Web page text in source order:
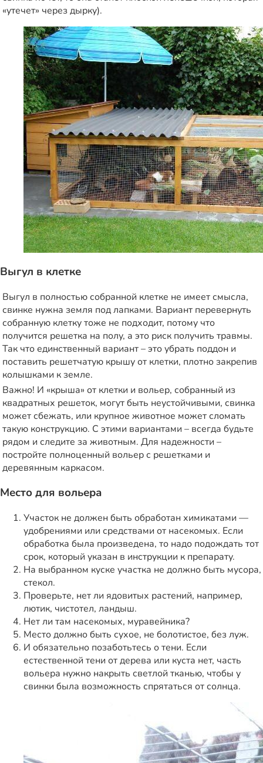
«утечет» через дырку).
Выгул в клетке
Выгул в полностью собранной клетке не имеет смысла,
свинке нужна земля под лапками. Вариант перевернуть
собранную клетку тоже не подходит, потому что
получится решетка на полу, а это риск получить травмы.
Так что единственный вариант – это убрать поддон и
поставить решетчатую крышу от клетки, плотно закрепив
колышками к земле.
Важно! И «крыша» от клетки и вольер, собранный из
квадратных решеток, могут быть неустойчивыми, свинка
может сбежать, или крупное животное может сломать
такую конструкцию. С этими вариантами – всегда будьте
рядом и следите за животным. Для надежности –
постройте полноценный вольер с решетками и
деревянным каркасом.
Место для вольера
Участок не должен быть обработан химикатами —
удобрениями или средствами от насекомых. Если
обработка была произведена, то надо подождать тот
срок, который указан в инструкции к препарату.
На выбранном куске участка не должно быть мусора,
стекол.
Проверьте, нет ли ядовитых растений, например,
лютик, чистотел, ландыш.
Нет ли там насекомых, муравейника?
Место должно быть сухое, не болотистое, без луж.
И обязательно позаботьтесь о тени. Если
естественной тени от дерева или куста нет, часть
вольера нужно накрыть светлой тканью, чтобы у
свинки была возможность спрятаться от солнца.